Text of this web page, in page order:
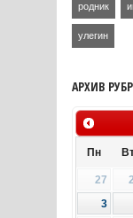
родник
улегин
АРХИВ
Пн
27
3